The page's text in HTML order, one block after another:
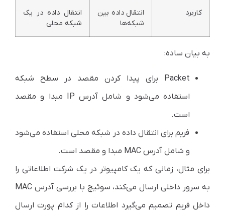
کاربرد
انتقال داده بین
شبکه‌ها
انتقال داده در یک
شبکه محلی
به بیان ساده:
Packet برای پیدا کردن مقصد در سطح شبکه
استفاده می‌شود و شامل آدرس IP مبدا و مقصد
است.
فریم برای انتقال داده در شبکه محلی استفاده می‌شود
و شامل آدرس MAC مبدا و مقصد است.
برای مثال، زمانی که یک کامپیوتر در یک شرکت اطلاعاتی را
به سرور داخلی ارسال می‌کند، سوئیچ با بررسی آدرس MAC
داخل فریم تصمیم می‌گیرد اطلاعات را از کدام پورت ارسال